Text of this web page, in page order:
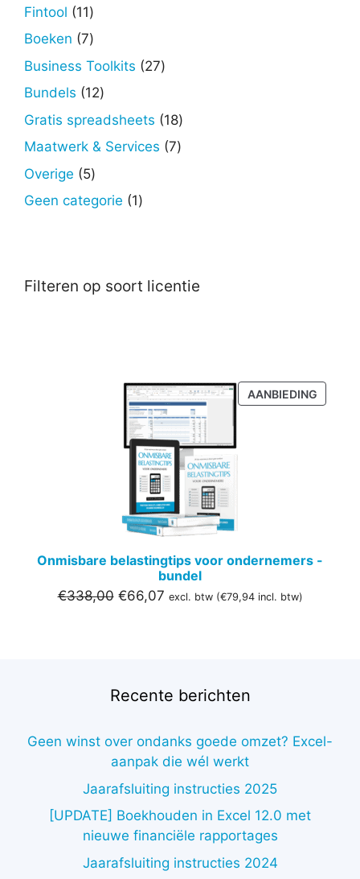
Fintool 1111
producten
Boeken 77
producten
Business Toolkits 2727
Bundels 1212
producten
Gratis spreadsheets 1818
producten
Maatwerk & Services 77
Overige 55
producten
Geen categorie 11
Filteren op soort licentie
AANBIEDING
IN
Onmisbare belastingtips voor ondernemers -
bundel
€338,00 Oorspronkelijke
€66,07Huidige
excl. btw (€79,94incl. btw)
Recente berichten
Geen winst over ondanks goede omzet? Excel-
aanpak die wél werkt
Jaarafsluiting instructies 2025
[UPDATE] Boekhouden in Excel 12.0 met
nieuwe financiële rapportages
Jaarafsluiting instructies 2024